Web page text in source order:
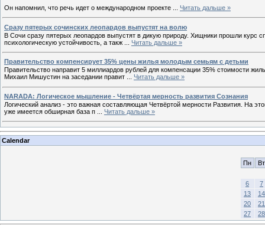
Он напомнил, что речь идет о международном проекте
Читать дальше »
Сразу пятерых сочинских леопардов выпустят на волю
В Сочи сразу пятерых леопардов выпустят в дикую природу. Хищники прошли курс
психологическую устойчивость, а такж
Читать дальше »
Правительство компенсирует 35% цены жилья молодым семьям с детьми
Правительство направит 5 миллиардов рублей для компенсации 35% стоимости
Михаил Мишустин на заседании правит
Читать дальше »
NARADA: Логическое мышление - Четвёртая мерность развития Сознания
Логический анализ - это важная составляющая Четвёртой мерности Развития. На
уже имеется обширная база п
Читать дальше »
Calendar
Пн Вт
6
7
13
14
20
21
27
28